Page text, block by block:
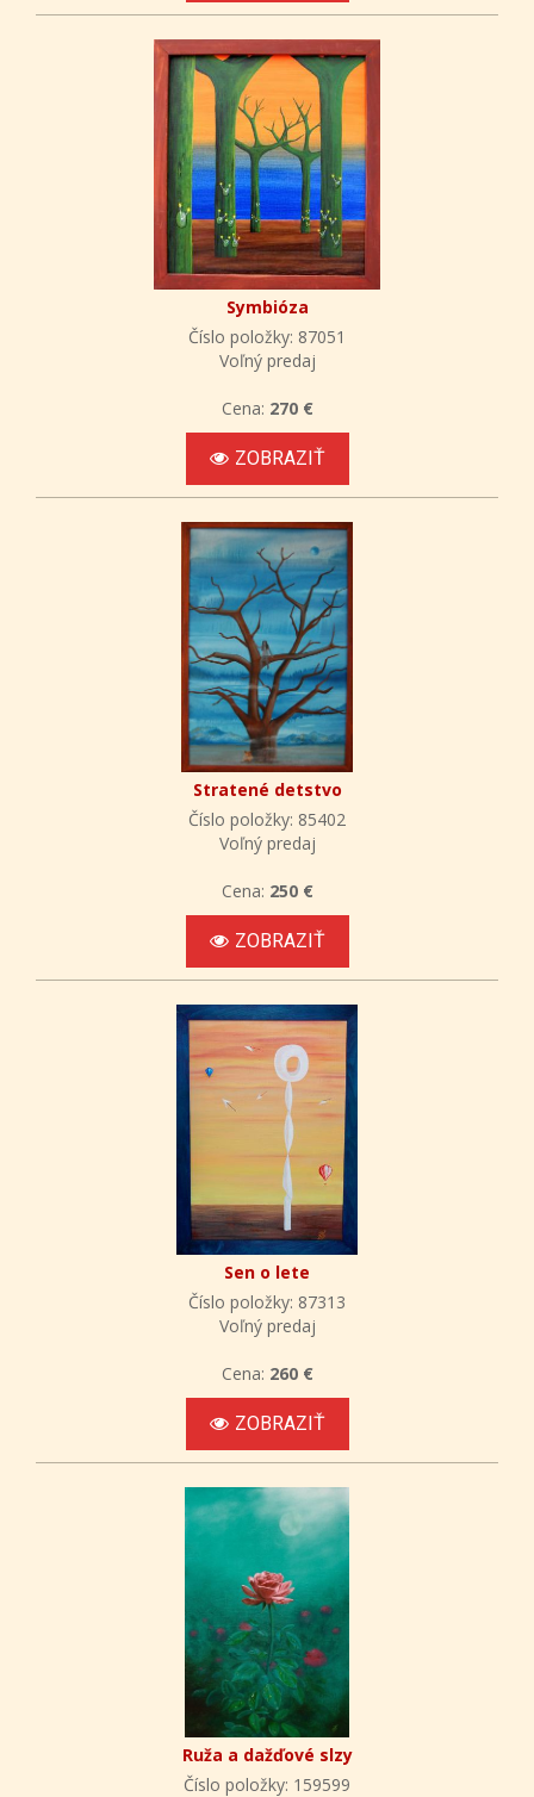
Symbióza
Číslo položky: 87051
Voľný predaj
Cena: 270 €
ZOBRAZIŤ
Stratené detstvo
Číslo položky: 85402
Voľný predaj
Cena: 250 €
ZOBRAZIŤ
Sen o lete
Číslo položky: 87313
Voľný predaj
Cena: 260 €
ZOBRAZIŤ
Ruža a dažďové slzy
Číslo položky: 159599